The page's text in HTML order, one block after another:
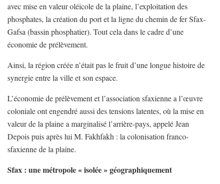
avec mise en valeur oléicole de la plaine, l’exploitation des
phosphates, la création du port et la ligne du chemin de fer Sfax-
Gafsa (bassin phosphatier). Tout cela dans le cadre d’une
économie de prélèvement.
Ainsi, la région créée n’était pas le fruit d’une longue histoire de
synergie entre la ville et son espace.
L’économie de prélèvement et l’association sfaxienne a l’œuvre
coloniale ont engendré aussi des tensions latentes, où la mise en
valeur de la plaine a marginalisé l’arrière-pays, appelé Jean
Depois puis après lui M. Fakhfakh : la colonisation franco-
sfaxienne de la plaine.
Sfax : une métropole « isolée » géographiquement